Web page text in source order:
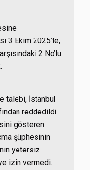
3 Ekim 2025’te,
2 No’lu
talebi, İstanbul
reddedildi.
gösteren
şüphesinin
yetersiz
izin vermedi.